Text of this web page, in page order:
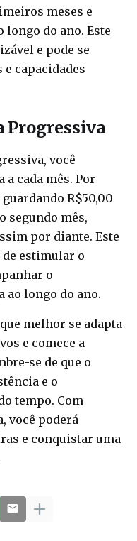
meses e
longo do ano. Este
e pode se
e capacidades
Progressiva
você
a cada mês. Por
R$50,00
segundo mês,
por diante. Este
estimular o
o
ao longo do ano.
melhor se adapta
e comece a
se de que o
e o
tempo. Com
você poderá
e conquistar uma